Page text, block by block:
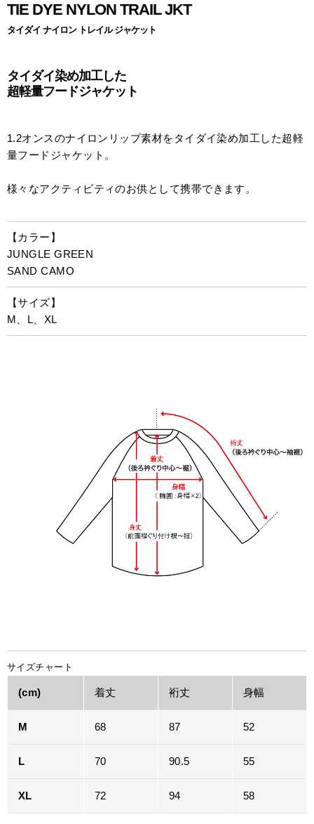
TIE DYE NYLON TRAIL JKT
タイダイ ナイロン トレイル ジャケット
タイダイ染め加工した
超軽量フードジャケット
1.2オンスのナイロンリップ素材をタイダイ染め加工した超軽
量フードジャケット。
様々なアクティビティのお供として携帯できます。
【カラー】
JUNGLE GREEN
SAND CAMO
【サイズ】
M、L、XL
サイズチャート
(cm) 着丈 裄丈 身幅
M 68 87 52
L 70 90.5 55
XL 72 94 58